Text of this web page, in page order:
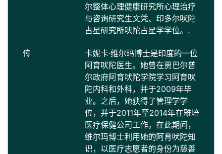
尔整体心理健康研究所心理治疗
与咨询研究生文凭、印多尔吠陀
占星研究所吠陀占星学学位。.
传
卡妮卡·维尔玛博士是印度的一位
阿育吠陀医生。她曾在贾巴尔普
尔政府阿育吠陀学院学习阿育吠
陀内科和外科，并于2009年毕
业。之后，她获得了管理学学
位，并于2011年至2014年在雅培
医疗保健公司工作。在此期间，
维尔玛博士利用她的阿育吠陀知
识，以医疗志愿者的身份为慈善